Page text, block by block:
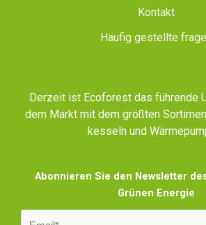
Kontakt
Häufig gestellte
Derzeit ist Ecoforest das führende
dem Markt mit dem größten
kesseln und
Abonnieren Sie den Newsletter
Grünen Energie